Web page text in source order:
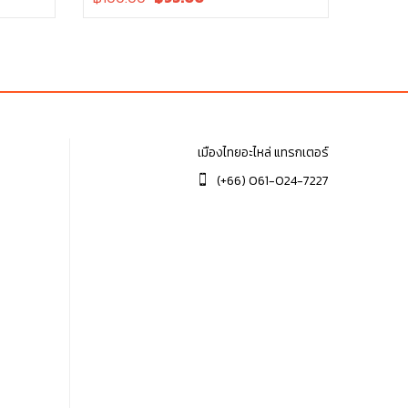
เมืองไทยอะไหล่ แทรกเตอร์
(+66) 061-024-7227